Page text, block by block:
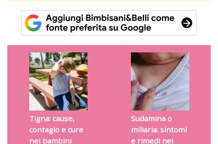
Tigna: cause,
contagio e cure
nei bambini
Sudamina o
miliaria: sintomi
e rimedi nei